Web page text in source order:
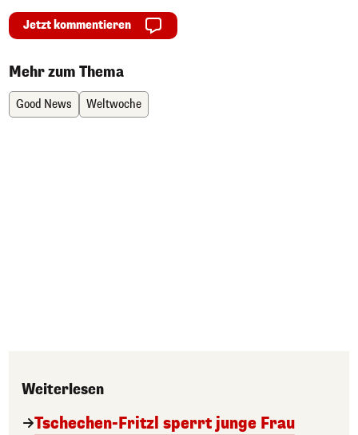
Jetzt kommentieren
Mehr zum Thema
Good News Weltwoche
Weiterlesen
Tschechen-Fritzl sperrt junge Frau